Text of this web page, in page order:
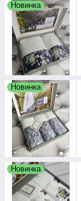
Новинка
Новинка
Новинка